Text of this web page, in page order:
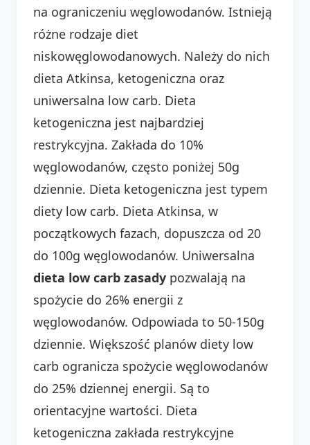
na ograniczeniu węglowodanów. Istnieją
różne rodzaje diet
niskowęglowodanowych. Należy do nich
dieta Atkinsa, ketogeniczna oraz
uniwersalna low carb. Dieta
ketogeniczna jest najbardziej
restrykcyjna. Zakłada do 10%
węglowodanów, często poniżej 50g
dziennie. Dieta ketogeniczna jest typem
diety low carb. Dieta Atkinsa, w
początkowych fazach, dopuszcza od 20
do 100g węglowodanów. Uniwersalna
dieta low carb zasady pozwalają na
spożycie do 26% energii z
węglowodanów. Odpowiada to 50-150g
dziennie. Większość planów diety low
carb ogranicza spożycie węglowodanów
do 25% dziennej energii. Są to
orientacyjne wartości. Dieta
ketogeniczna zakłada restrykcyjne